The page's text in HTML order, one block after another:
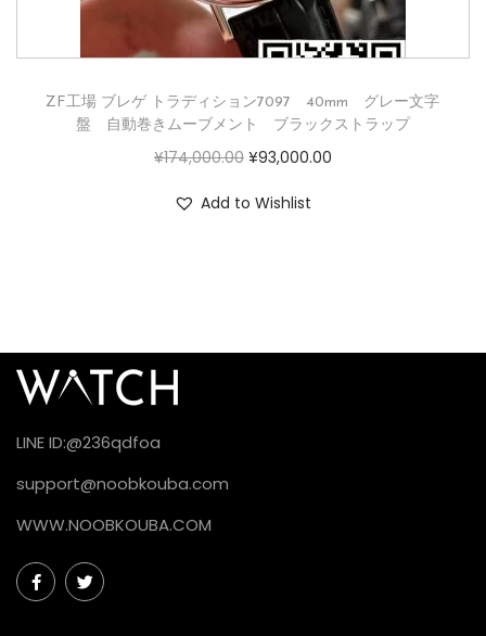
ZF工場 ブレゲ トラディション7097 40mm グレー文字
盤 自動巻きムーブメント ブラックストラップ
¥174,000.00 ¥93,000.00
Add to Wishlist
LINE ID:@236qdfoa
support@noobkouba.com
WWW.NOOBKOUBA.COM